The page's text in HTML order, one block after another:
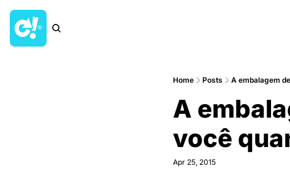
Home Posts A embalagem
A
você
Apr 25, 2015